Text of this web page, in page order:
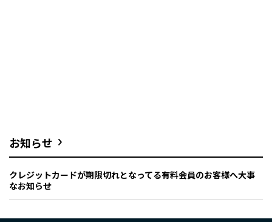
お知らせ
クレジットカードが期限切れとなってる有料会員のお客様へ大事
なお知らせ